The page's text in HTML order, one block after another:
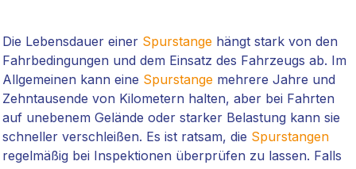
Die Lebensdauer einer Spurstangehängt stark von den
Fahrbedingungen und dem Einsatz des Fahrzeugs ab. Im
Allgemeinen kann eine Spurstangemehrere Jahre und
Zehntausende von Kilometern halten, aber bei Fahrten
auf unebenem Gelände oder starker Belastung kann sie
schneller verschleißen. Es ist ratsam, die Spurstangen
regelmäßig bei Inspektionen überprüfen zu lassen. Falls